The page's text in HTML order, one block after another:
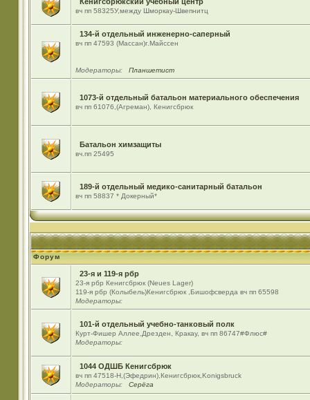
вч пп 58325У,между Шморкау-Швепнитц
134-й отдельный инженерно-саперный
вч пп 47593 (Массан)г.Майссен
Модераторы: Планшетист
1073-й отдельный батальон материального обеспечения
вч пп 61076,(Агреман), Кенигсбрюк
Батальон химзащиты
вч.пп 25495
189-й отдельный медико-санитарный батальон
вч пп 58837 * Докерный*
Форум
23-я и 119-я рбр
23-я рбр Кенигсбрюк (Neues Lager)
119-я рбр (Колыбель)Кенигсбрюк ,Бишофсверда вч пп 65598
Модераторы:
101-й отдельный учебно-танковый полк
Курт-Фишер Аллее,Дрезден, Кракау, вч пп 86747#Флюс#
Модераторы:
1044 ОДШБ Кенигсбрюк
вч пп 47518-Н,(Эфедрин),Кенигсбрюк,Konigsbruck
Модераторы:
Серёга